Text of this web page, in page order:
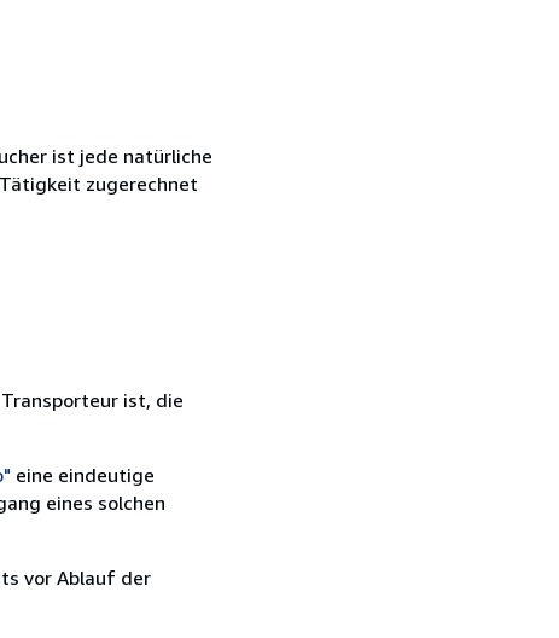
ist jede natürliche
zugerechnet
ist, die
eine eindeutige
eines solchen
vor Ablauf der